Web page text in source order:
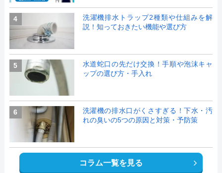
4
洗濯機排水トラップ2種類や仕組みを解
説！知っておきたい機能や選び方
5
水道蛇口の先だけ交換！手順や泡沫キャ
ップの選び方・手入れ
6
洗濯機の排水口がくさすぎる！下水・汚
れの臭いの5つの原因と対策・予防策
コラム一覧を見る